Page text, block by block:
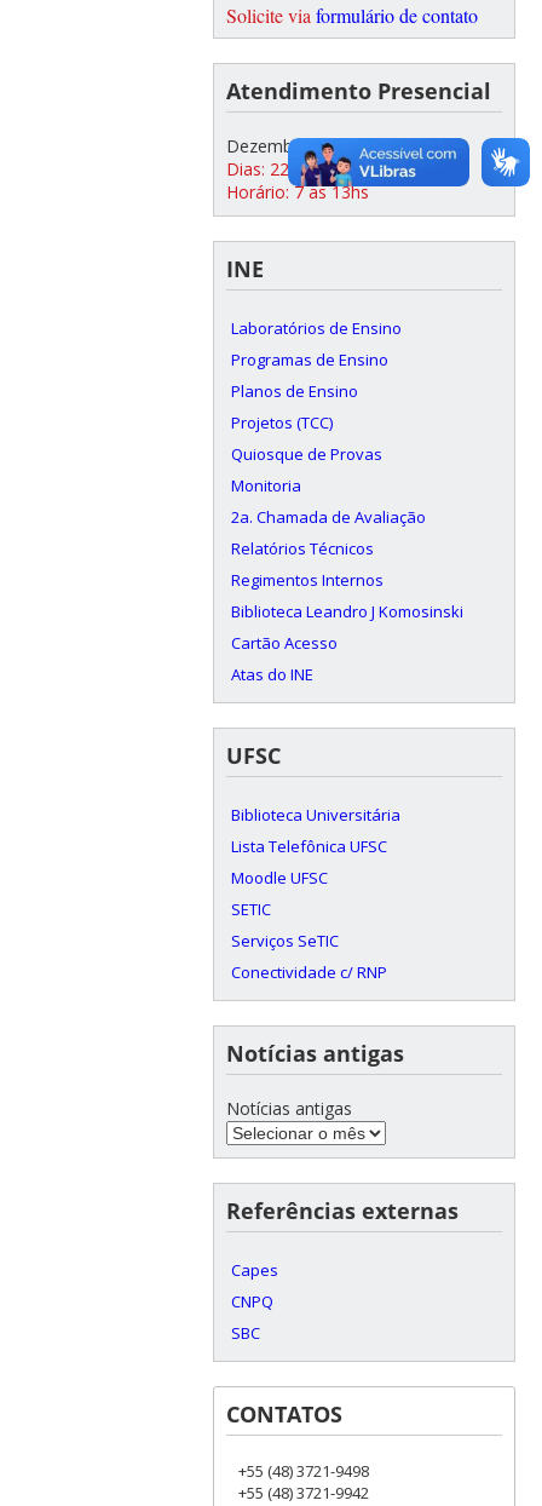
Solicite via formulário de contato
Atendimento Presencial
Dezembro 2025
Dias: 22, 23 e 29, 30/12/2025
Horário: 7 as 13hs
INE
Laboratórios de Ensino
Programas de Ensino
Planos de Ensino
Projetos (TCC)
Quiosque de Provas
Monitoria
2a. Chamada de Avaliação
Relatórios Técnicos
Regimentos Internos
Biblioteca Leandro J Komosinski
Cartão Acesso
Atas do INE
UFSC
Biblioteca Universitária
Lista Telefônica UFSC
Moodle UFSC
SETIC
Serviços SeTIC
Conectividade c/ RNP
Notícias antigas
Notícias antigas
Referências externas
Capes
CNPQ
SBC
CONTATOS
+55 (48) 3721-9498
+55 (48) 3721-9942